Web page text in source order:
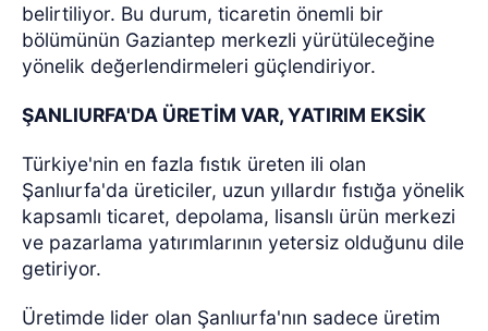
belirtiliyor. Bu durum, ticaretin önemli bir
bölümünün Gaziantep merkezli yürütüleceğine
yönelik değerlendirmeleri güçlendiriyor.
ŞANLIURFA'DA ÜRETİM VAR, YATIRIM EKSİK
Türkiye'nin en fazla fıstık üreten ili olan
Şanlıurfa'da üreticiler, uzun yıllardır fıstığa yönelik
kapsamlı ticaret, depolama, lisanslı ürün merkezi
ve pazarlama yatırımlarının yetersiz olduğunu dile
getiriyor.
Üretimde lider olan Şanlıurfa'nın sadece üretim